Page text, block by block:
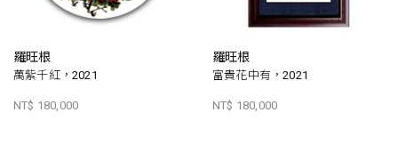
羅旺根
萬紫千紅，2021
NT$ 180,000
羅旺根
富貴花中有，2021
NT$ 180,000